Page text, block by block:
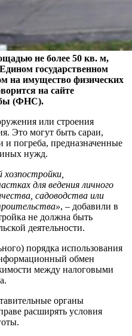
не более 50 кв. м,
государственном
на имущество физических
на сайте
(ФНС).
или строения
Это могут быть сараи,
погреба, предназначенные
иных нужд.
для ведения личного
садоводства или
, – добавили в
не должна быть
деятельности.
порядка использования
обмен
между налоговыми
органы
расширять условия